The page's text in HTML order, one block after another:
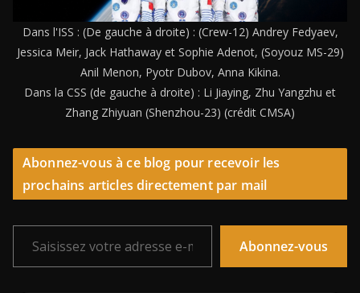
Dans l'ISS : (De gauche à droite) : (Crew-12) Andrey Fedyaev,
Jessica Meir, Jack Hathaway et Sophie Adenot, (Soyouz MS-29)
Anil Menon, Pyotr Dubov, Anna Kikina.
Dans la CSS (de gauche à droite) : Li Jiaying, Zhu Yangzhu et
Zhang Zhiyuan (Shenzhou-23) (crédit CMSA)
Abonnez-vous à ce blog pour recevoir les
prochains articles directement par mail
Saisissez votre adresse e-mail…
Abonnez-vous